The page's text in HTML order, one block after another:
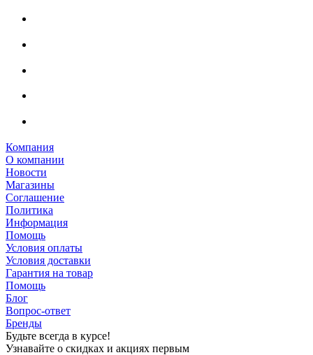
Компания
О компании
Новости
Магазины
Соглашение
Политика
Информация
Помощь
Условия оплаты
Условия доставки
Гарантия на товар
Помощь
Блог
Вопрос-ответ
Бренды
Будьте всегда в курсе!
Узнавайте о скидках и акциях первым